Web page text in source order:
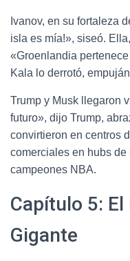
Ivanov, en su fortaleza
isla es mía!», siseó.
«Groenlandia
Kala lo derrotó,
Trump y Musk llegaron
futuro», dijo Trump,
convirtieron en centros
comerciales en hubs
campeones NBA.
Capítulo 5:
Gigante